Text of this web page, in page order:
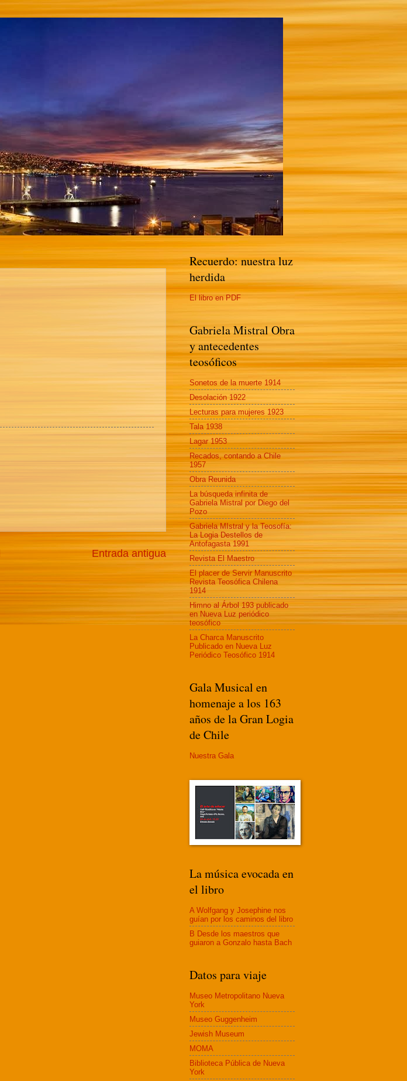
Entrada antigua
Recuerdo: nuestra luz
herdida
El libro en PDF
Gabriela Mistral Obra
y antecedentes
teosóficos
Sonetos de la muerte 1914
Desolación 1922
Lecturas para mujeres 1923
Tala 1938
Lagar 1953
Recados, contando a Chile
1957
Obra Reunida
La búsqueda infinita de
Gabriela Mistral por Diego del
Pozo
Gabriela MIstral y la Teosofía:
La Logia Destellos de
Antofagasta 1991
Revista El Maestro
El placer de Servir Manuscrito
Revista Teosófica Chilena
1914
Himno al Árbol 193 publicado
en Nueva Luz periódico
teosófico
La Charca Manuscrito
Publicado en Nueva Luz
Periódico Teosófico 1914
Gala Musical en
homenaje a los 163
años de la Gran Logia
de Chile
Nuestra Gala
La música evocada en
el libro
A Wolfgang y Josephine nos
guían por los caminos del libro
B Desde los maestros que
guiaron a Gonzalo hasta Bach
Datos para viaje
Museo Metropolitano Nueva
York
Museo Guggenheim
Jewish Museum
MOMA
Biblioteca Pública de Nueva
York